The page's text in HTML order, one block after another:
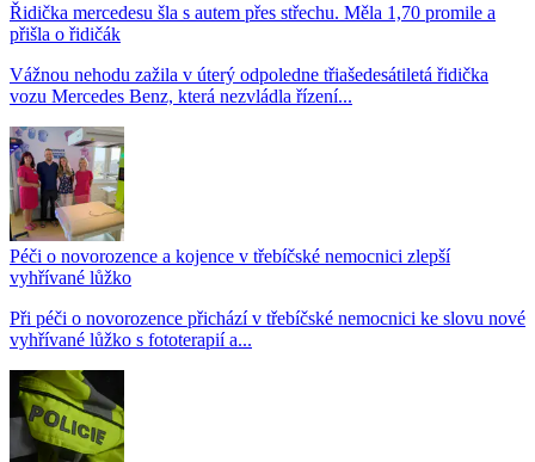
Řidička mercedesu šla s autem přes střechu. Měla 1,70 promile a
přišla o řidičák
Vážnou nehodu zažila v úterý odpoledne třiašedesátiletá řidička
vozu Mercedes Benz, která nezvládla řízení...
Péči o novorozence a kojence v třebíčské nemocnici zlepší
vyhřívané lůžko
Při péči o novorozence přichází v třebíčské nemocnici ke slovu nové
vyhřívané lůžko s fototerapií a...